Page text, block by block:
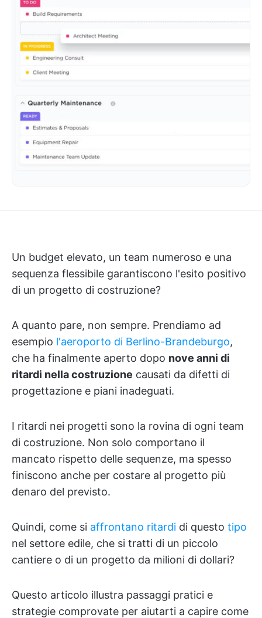
Un budget elevato, un team numeroso e una
sequenza flessibile garantiscono l'esito positivo
di un progetto di costruzione?
A quanto pare, non sempre. Prendiamo ad
esempio l'aeroporto di Berlino-Brandeburgo,
che ha finalmente aperto dopo nove anni di
ritardi nella costruzione causati da difetti di
progettazione e piani inadeguati.
I ritardi nei progetti sono la rovina di ogni team
di costruzione. Non solo comportano il
mancato rispetto delle sequenze, ma spesso
finiscono anche per costare al progetto più
denaro del previsto.
Quindi, come si affrontano ritardi di questo tipo
nel settore edile, che si tratti di un piccolo
cantiere o di un progetto da milioni di dollari?
Questo articolo illustra passaggi pratici e
strategie comprovate per aiutarti a capire come